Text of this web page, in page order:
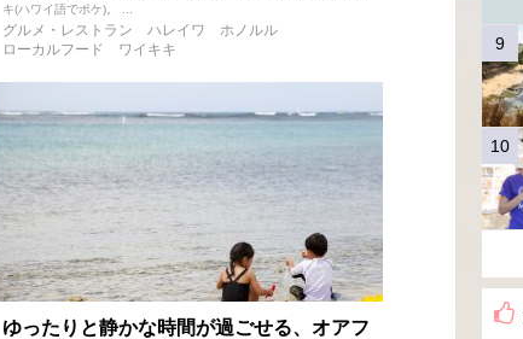
キ(ハワイ語でポケ)。 ...
グルメ・レストラン ハレイワ
ホノルル
ローカルフード
ワイキキ
ゆったりと静かな時間が過ごせる、オアフ